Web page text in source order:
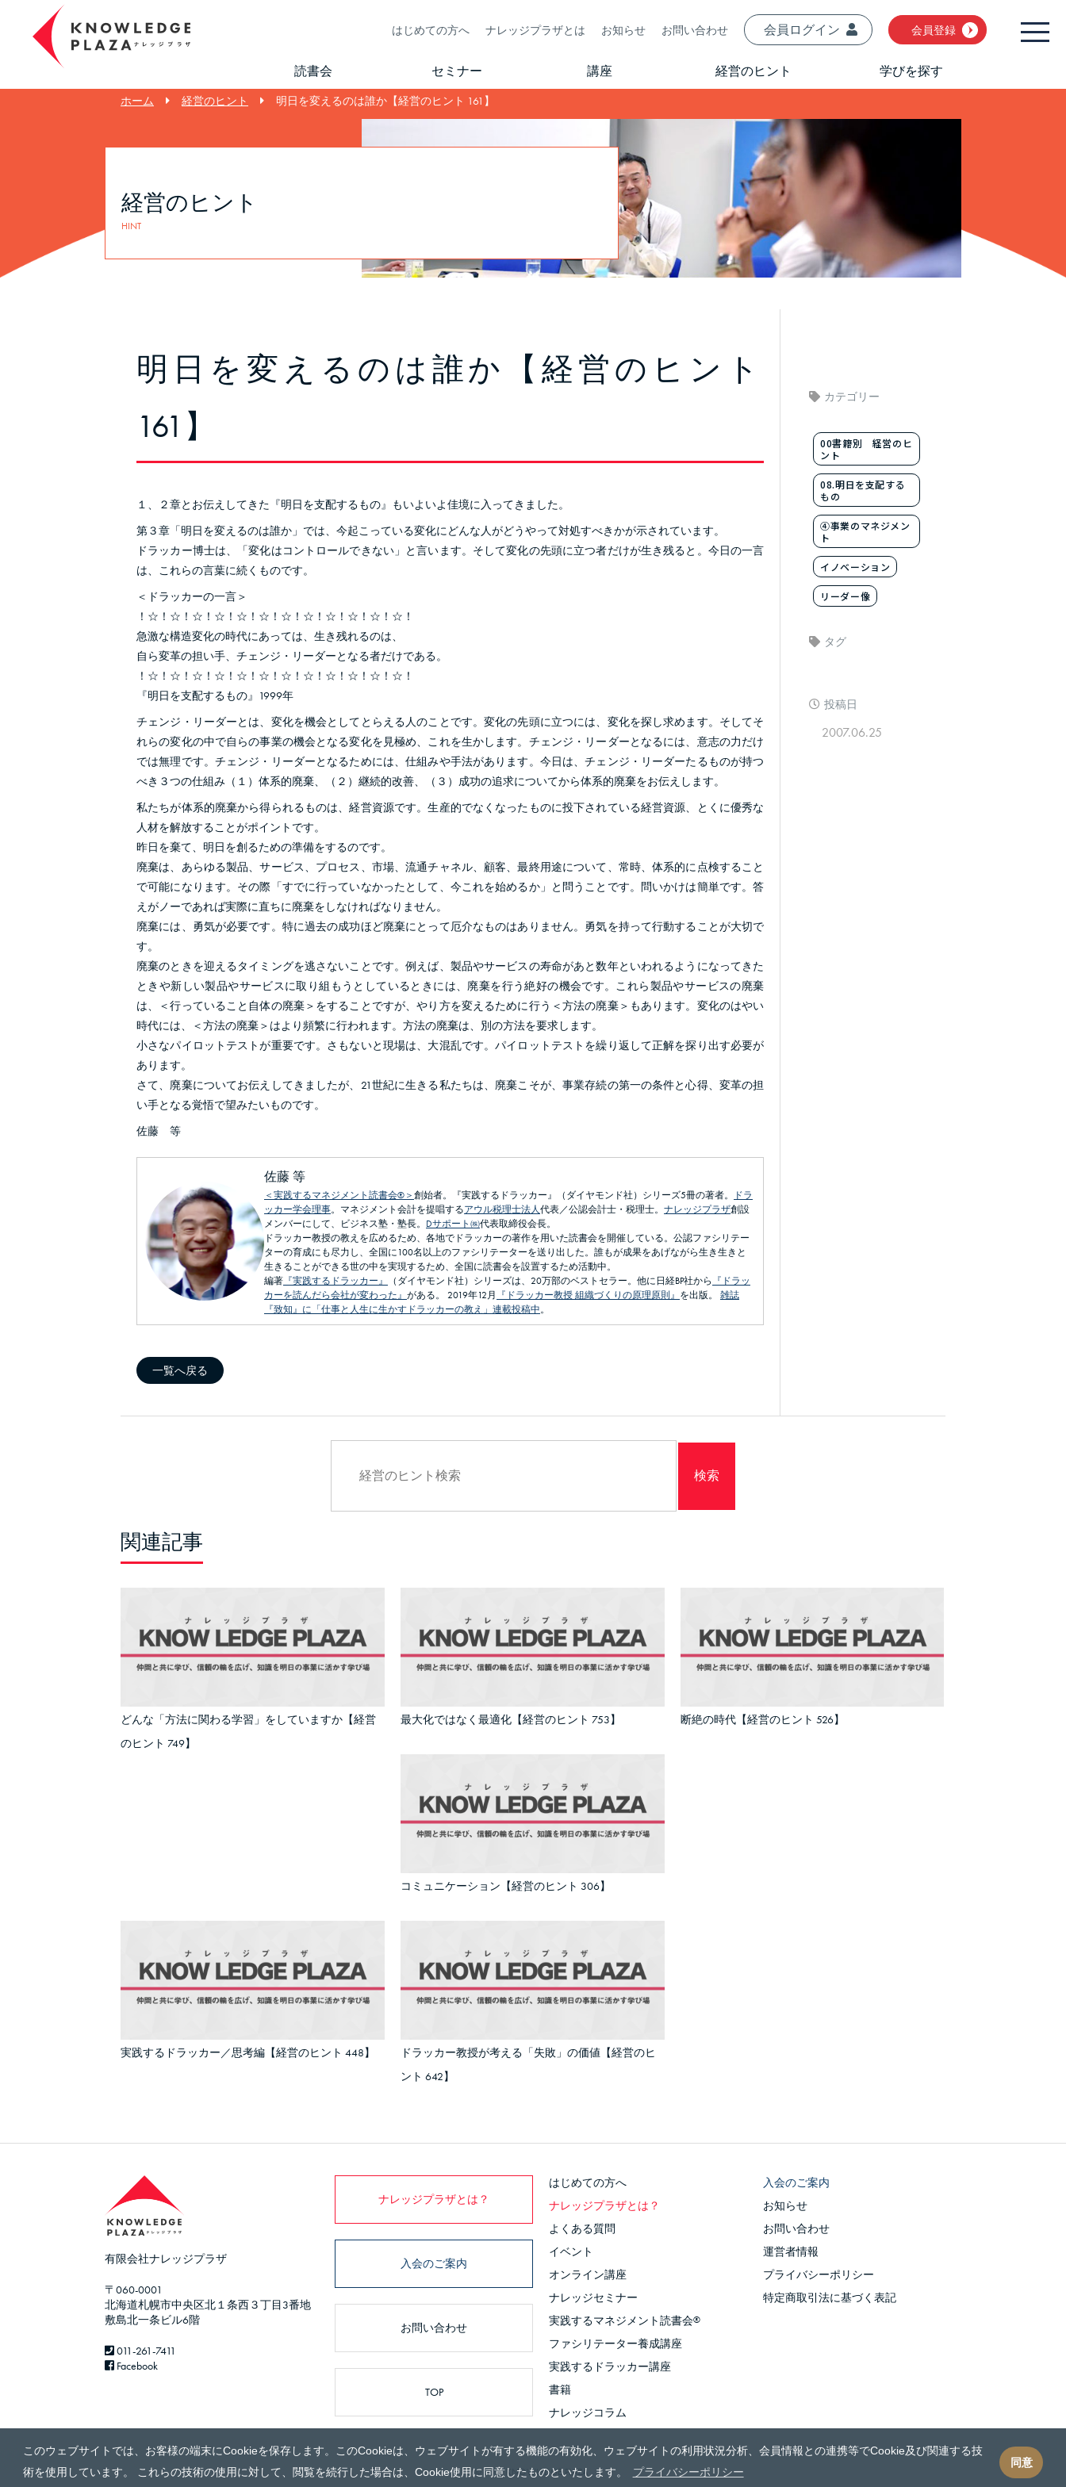
このウェブサイトでは、お客様の端末にCookieを保存します。このCookieは、ウェブサイトが有する機能の有効化、ウェブサイトの利用状況分析、会員情報との連携等でCookie及び関連する技
術を使用しています。 これらの技術の使用に対して、閲覧を続行した場合は、Cookie使用に同意したものといたします。
プライバシーポリシー
同意
はじめての方へ ナレッジプラザとは お知らせ お問い合わせ 会員ログイン 会員登録
読書会 セミナー 講座 経営のヒント 学びを探す
ホーム 経営のヒント 明日を変えるのは誰か【経営のヒント 161】
経営のヒント
HINT
明日を変えるのは誰か【経営のヒント
161】
１、２章とお伝えしてきた『明日を支配するもの』もいよいよ佳境に入ってきました。
第３章「明日を変えるのは誰か」では、今起こっている変化にどんな人がどうやって対処すべきかが示されています。
ドラッカー博士は、「変化はコントロールできない」と言います。そして変化の先頭に立つ者だけが生き残ると。今日の一言
は、これらの言葉に続くものです。
＜ドラッカーの一言＞
！☆！☆！☆！☆！☆！☆！☆！☆！☆！☆！☆！☆！
急激な構造変化の時代にあっては、生き残れるのは、
自ら変革の担い手、チェンジ・リーダーとなる者だけである。
！☆！☆！☆！☆！☆！☆！☆！☆！☆！☆！☆！☆！
『明日を支配するもの』1999年
チェンジ・リーダーとは、変化を機会としてとらえる人のことです。変化の先頭に立つには、変化を探し求めます。そしてそ
れらの変化の中で自らの事業の機会となる変化を見極め、これを生かします。チェンジ・リーダーとなるには、意志の力だけ
では無理です。チェンジ・リーダーとなるためには、仕組みや手法があります。今日は、チェンジ・リーダーたるものが持つ
べき３つの仕組み（１）体系的廃棄、（２）継続的改善、（３）成功の追求についてから体系的廃棄をお伝えします。
私たちが体系的廃棄から得られるものは、経営資源です。生産的でなくなったものに投下されている経営資源、とくに優秀な
人材を解放することがポイントです。
昨日を棄て、明日を創るための準備をするのです。
廃棄は、あらゆる製品、サービス、プロセス、市場、流通チャネル、顧客、最終用途について、常時、体系的に点検すること
で可能になります。その際「すでに行っていなかったとして、今これを始めるか」と問うことです。問いかけは簡単です。答
えがノーであれば実際に直ちに廃棄をしなければなりません。
廃棄には、勇気が必要です。特に過去の成功ほど廃棄にとって厄介なものはありません。勇気を持って行動することが大切で
す。
廃棄のときを迎えるタイミングを逃さないことです。例えば、製品やサービスの寿命があと数年といわれるようになってきた
ときや新しい製品やサービスに取り組もうとしているときには、廃棄を行う絶好の機会です。これら製品やサービスの廃棄
は、＜行っていること自体の廃棄＞をすることですが、やり方を変えるために行う＜方法の廃棄＞もあります。変化のはやい
時代には、＜方法の廃棄＞はより頻繁に行われます。方法の廃棄は、別の方法を要求します。
小さなパイロットテストが重要です。さもないと現場は、大混乱です。パイロットテストを繰り返して正解を探り出す必要が
あります。
さて、廃棄についてお伝えしてきましたが、21世紀に生きる私たちは、廃棄こそが、事業存続の第一の条件と心得、変革の担
い手となる覚悟で望みたいものです。
佐藤 等
佐藤 等
＜実践するマネジメント読書会®＞創始者。『実践するドラッカー』（ダイヤモンド社）シリーズ5冊の著者。
ドラ
ッカー学会理事。マネジメント会計を提唱するアウル税理士法人代表／公認会計士・税理士。 ナレッジプラザ創設
メンバーにして、ビジネス塾・塾長。 Dサポート㈱代表取締役会長。
ドラッカー教授の教えを広めるため、各地でドラッカーの著作を用いた読書会を開催している。公認ファシリテー
ターの育成にも尽力し、全国に100名以上のファシリテーターを送り出した。誰もが成果をあげながら生き生きと
生きることができる世の中を実現するため、全国に読書会を設置するため活動中。
編著 『実践するドラッカー』 （ダイヤモンド社）シリーズは、20万部のベストセラー。他に日経BP社から 『ドラッ
カーを読んだら会社が変わった』 がある。 2019年12月 『ドラッカー教授 組織づくりの原理原則』 を出版。 雑誌
『致知』に「仕事と人生に生かすドラッカーの教え」連載投稿中。
一覧へ戻る
カテゴリー
00書籍別 経営のヒ
ント
08.明日を支配する
もの
④事業のマネジメン
ト
イノベーション
リーダー像
タグ
投稿日
2007.06.25
関連記事
どんな「方法に関わる学習」をしていますか【経営
のヒント 749】
最大化ではなく最適化【経営のヒント 753】 断絶の時代【経営のヒント 526】
コミュニケーション【経営のヒント 306】
実践するドラッカー／思考編【経営のヒント 448】
ドラッカー教授が考える「失敗」の価値【経営のヒ
ント 642】
有限会社ナレッジプラザ
〒060-0001
北海道札幌市中央区北１条西３丁目3番地
敷島北一条ビル6階
011-261-7411
Facebook
ナレッジプラザとは？
入会のご案内
お問い合わせ
TOP
はじめての方へ
ナレッジプラザとは？
よくある質問
イベント
オンライン講座
ナレッジセミナー
実践するマネジメント読書会®
ファシリテーター養成講座
実践するドラッカー講座
書籍
ナレッジコラム
入会のご案内
お知らせ
お問い合わせ
運営者情報
プライバシーポリシー
特定商取引法に基づく表記
© 2012 KNOWLEDGE PLAZA_